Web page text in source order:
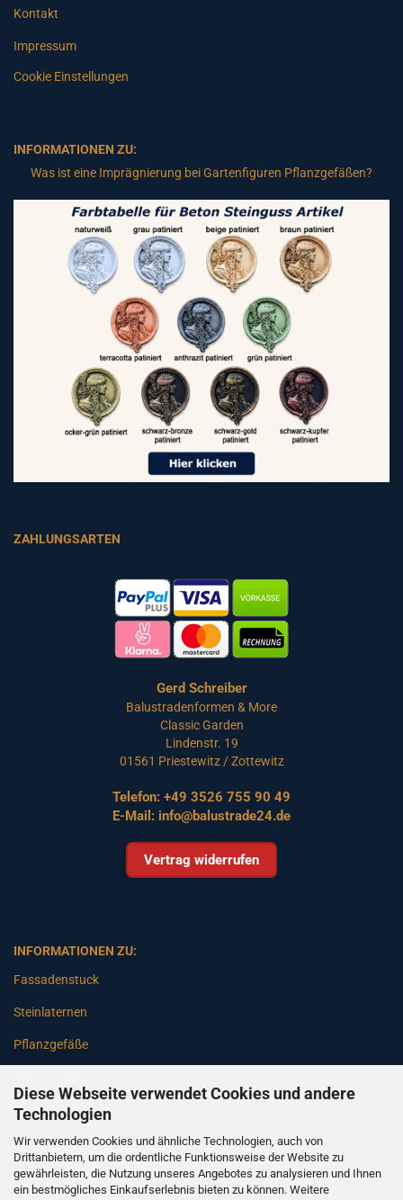
Diese Webseite verwendet Cookies und andere
Technologien
Wir verwenden Cookies und ähnliche Technologien, auch von
Drittanbietern, um die ordentliche Funktionsweise der Website zu
gewährleisten, die Nutzung unseres Angebotes zu analysieren und Ihnen
ein bestmögliches Einkaufserlebnis bieten zu können. Weitere
Kontakt
Impressum
Cookie Einstellungen
INFORMATIONEN ZU:
Was ist eine Imprägnierung bei Gartenfiguren Pflanzgefäßen?
ZAHLUNGSARTEN
Gerd Schreiber
Balustradenformen & More
Classic Garden
Lindenstr. 19
01561 Priestewitz / Zottewitz
Telefon: +49 3526 755 90 49
E-Mail: info@balustrade24.de
Vertrag widerrufen
INFORMATIONEN ZU:
Fassadenstuck
Steinlaternen
Pflanzgefäße
Gartenbänke
Pfeiler
Gartenbrunnen